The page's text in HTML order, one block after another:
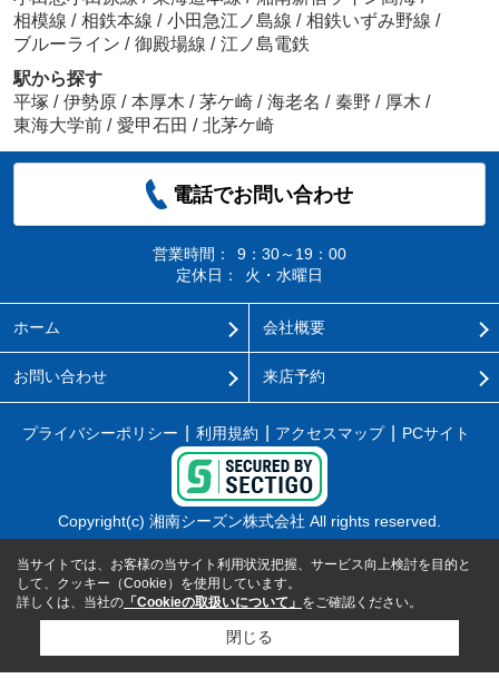
相模線 / 相鉄本線 / 小田急江ノ島線 / 相鉄いずみ野線 /
ブルーライン / 御殿場線 / 江ノ島電鉄
駅から探す
平塚 / 伊勢原 / 本厚木 / 茅ケ崎 / 海老名 / 秦野 / 厚木 /
東海大学前 / 愛甲石田 / 北茅ケ崎
電話でお問い合わせ
営業時間：
9：30～19：00
定休日：
火・水曜日
ホーム 会社概要
お問い合わせ 来店予約
プライバシーポリシー 利用規約 アクセスマップ PCサイト
Copyright(c) 湘南シーズン株式会社 All rights reserved.
当サイトでは、お客様の当サイト利用状況把握、サービス向上検討を目的と
して、クッキー（Cookie）を使用しています。
詳しくは、当社の 「Cookieの取扱いについて」 をご確認ください。
閉じる